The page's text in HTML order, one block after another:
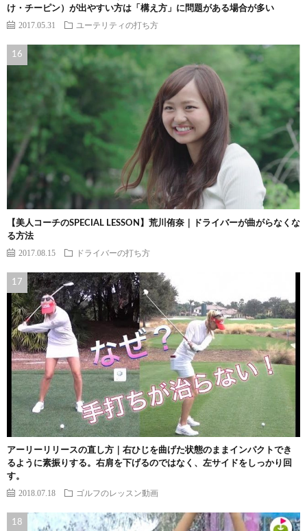
け・チーピン）が出やすい方は「構え方」に問題がある場合が多い
2017.05.31 ユーテリティの打ち方
【美人コーチのSPECIAL LESSON】荒川侑奈｜ドライバーが曲がらなくな
る方法
2017.08.15 ドライバーの打ち方
アーリーリリースの直し方｜右ひじを曲げた状態のままインパクトでき
るように素振りする。右肩を下げるのではなく、左サイドをしっかり回
す。
2018.07.18 ゴルフのレッスン動画